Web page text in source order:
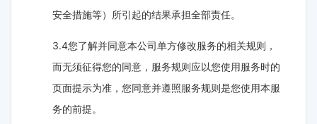
安全措施等）所引起的结果承担全部责任。
3.4您了解并同意本公司单方修改服务的相关规则，
而无须征得您的同意，服务规则应以您使用服务时的
页面提示为准，您同意并遵照服务规则是您使用本服
务的前提。